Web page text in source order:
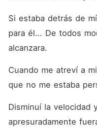
Si estaba detrás de
para él... De todos
alcanzara.
Cuando me atreví a
que no me estaba
Disminuí la velocidad
apresuradamente